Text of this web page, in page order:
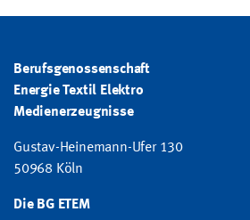
Berufsgenossenschaft
Energie Textil Elektro
Medienerzeugnisse
Gustav-Heinemann-Ufer 130
50968 Köln
Die BG ETEM